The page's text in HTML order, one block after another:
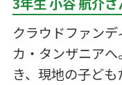
クラウドファン
カ・タンザニア
き、現地の子ども